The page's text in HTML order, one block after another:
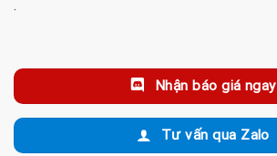
·
Nhận báo giá ngay
Tư vấn qua Zalo